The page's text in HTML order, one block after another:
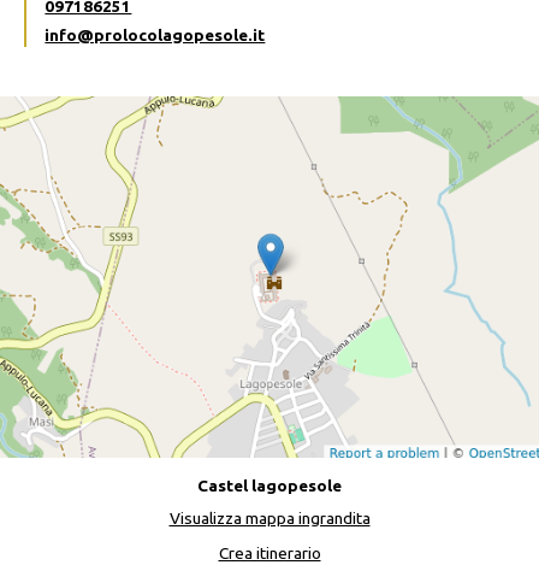
097186251
info@prolocolagopesole.it
Castel lagopesole
Visualizza mappa ingrandita
Crea itinerario